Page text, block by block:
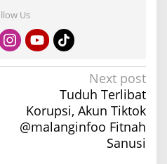
Us
Next post
Tuduh Terlibat
Korupsi, Akun Tiktok
@malanginfoo Fitnah
Sanusi